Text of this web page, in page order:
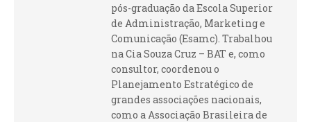
pós-graduação da Escola Superior
de Administração, Marketing e
Comunicação (Esamc). Trabalhou
na Cia Souza Cruz – BAT e, como
consultor, coordenou o
Planejamento Estratégico de
grandes associações nacionais,
como a Associação Brasileira de